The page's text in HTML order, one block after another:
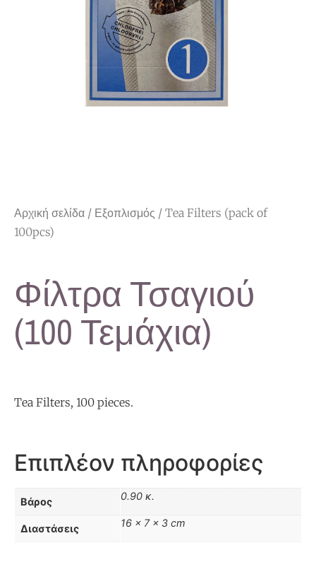
Αρχική σελίδα / Εξοπλισμός / Tea Filters (pack of
100pcs)
Φίλτρα Τσαγιού
(100 Τεμάχια)
Tea Filters, 100 pieces.
Επιπλέον πληροφορίες
Βάρος 0.90 κ.
Διαστάσεις 16 × 7 × 3 cm